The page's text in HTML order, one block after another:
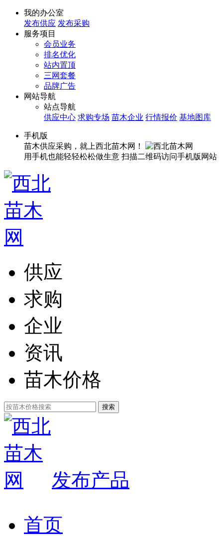
我的办公室
发布供应 发布采购
服务项目
会员业务
排名优化
站内置顶
三网套餐
品牌广告
网站导航
站点导航
供应中心 求购专场 苗木企业 行情报价 基地图库
手机版
苗木供应采购，就上西北苗木网！
用手机也能轻轻松松做生意 扫描二维码访问手机版网站
供应
求购
企业
资讯
苗木价格
发布产品
首页